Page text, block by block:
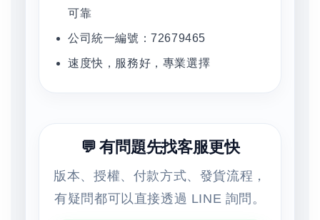
可靠
公司統一編號：72679465
速度快，服務好，專業選擇
💬 有問題先找客服更快
版本、授權、付款方式、發貨流程，
有疑問都可以直接透過 LINE 詢問。